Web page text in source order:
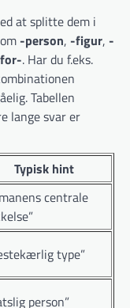
at splitte dem i
-person, -figur, -
for-. Har du f.eks.
Tabellen
lange svar er
Typisk hint
centrale
type”
person”